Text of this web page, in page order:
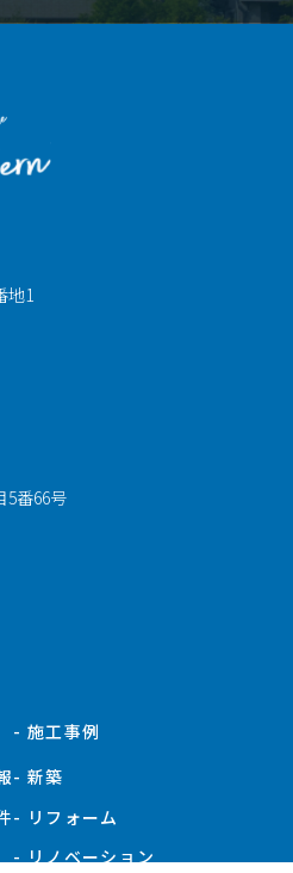
地1
5番66号
- 施工事例
- 新築
- リフォーム
- リノベーション